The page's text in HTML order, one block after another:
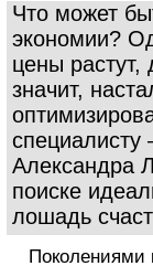
Что может
экономии?
цены растут,
значит,
специалисту
Александра
поиске
лошадь
Поколениями